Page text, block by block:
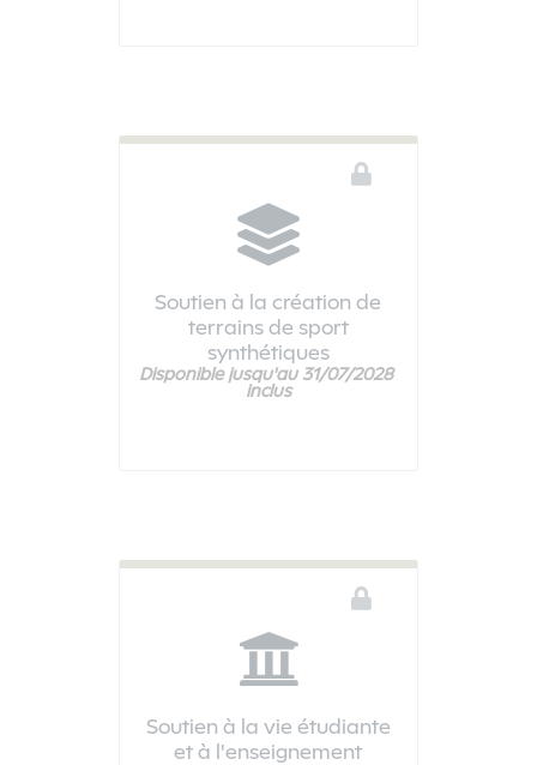
Soutien à la création de
terrains de sport
synthétiques
Vous devez être connecté pour accéder à ce téléservice
Disponible jusqu'au 31/07/2028
inclus
Soutien à la vie étudiante
et à l'enseignement